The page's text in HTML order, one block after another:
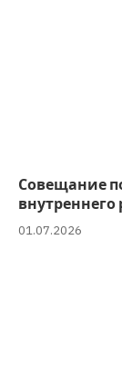
Совещание
01.07.2026